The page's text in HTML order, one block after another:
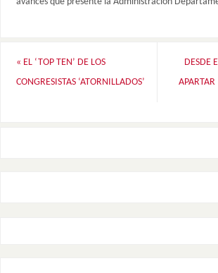
« EL ‘TOP TEN’ DE LOS
CONGRESISTAS ‘ATORNILLADOS’
DESDE